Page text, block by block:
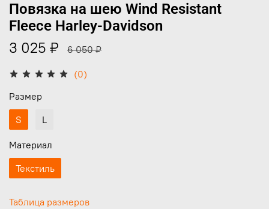
(0)
Повязка на шею Wind Resistant
Fleece Harley-Davidson
3 025 ₽ 6 050 ₽
Таблица размеров
Размер
S
L
Материал
Текстиль